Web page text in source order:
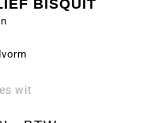
BISQUIT
wit